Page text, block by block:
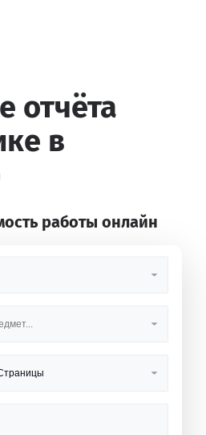
отчёта
в
работы онлайн